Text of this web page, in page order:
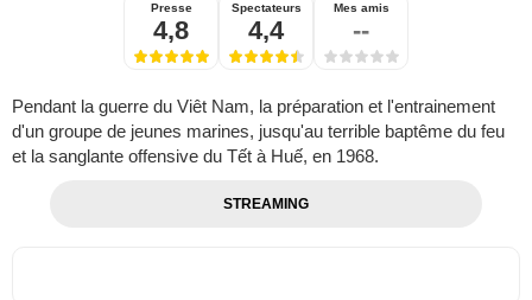
Presse
4,8
Spectateurs
4,4
Mes amis
--
Pendant la guerre du Viêt Nam, la préparation et l'entrainement
d'un groupe de jeunes marines, jusqu'au terrible baptême du feu
et la sanglante offensive du Tết à Huế, en 1968.
STREAMING